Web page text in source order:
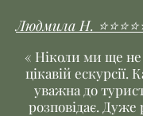
Людмила Н. ⭐⭐⭐⭐
« Ніколи ми ще не
цікавій ескурсії.
уважна до
розповідає.